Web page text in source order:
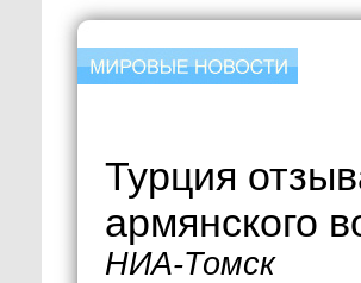
Турция
армянского
НИА-Томск